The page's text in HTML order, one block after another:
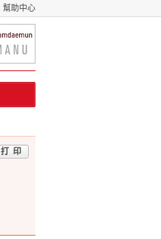
幫助中心
打印